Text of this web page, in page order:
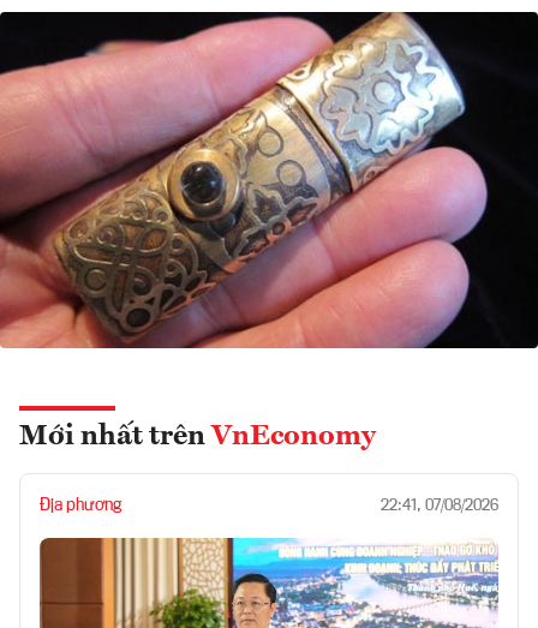
Mới nhất trên VnEconomy
Địa phương 22:41, 07/08/2026